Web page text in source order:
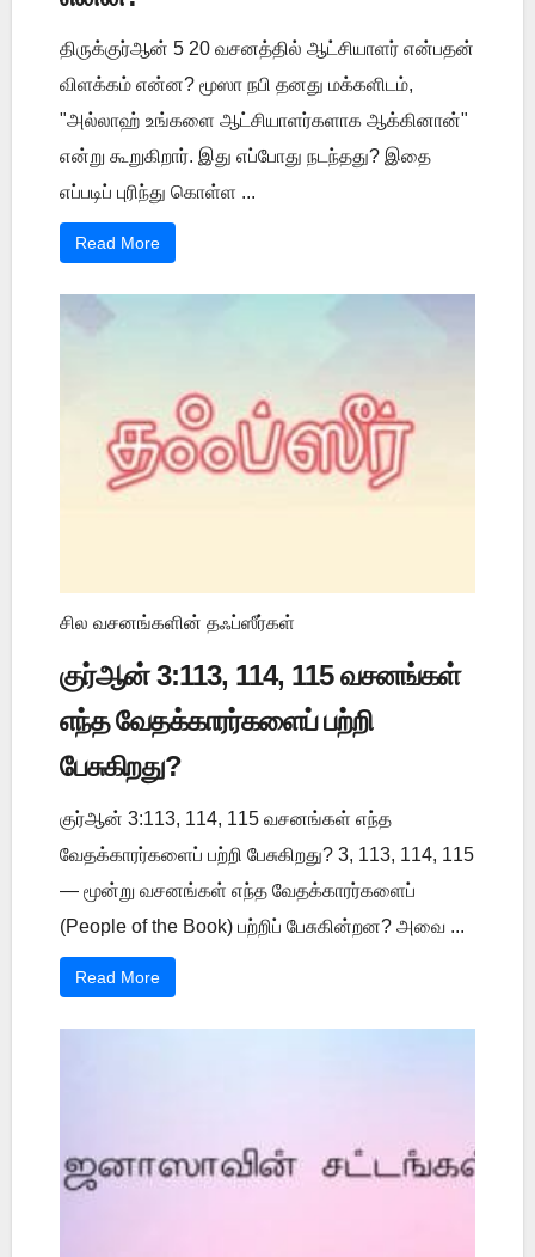
திருக்குர்ஆன் 5 20 வசனத்தில் ஆட்சியாளர் என்பதன்
விளக்கம் என்ன? மூஸா நபி தனது மக்களிடம்,
"அல்லாஹ் உங்களை ஆட்சியாளர்களாக ஆக்கினான்"
என்று கூறுகிறார். இது எப்போது நடந்தது? இதை
எப்படிப் புரிந்து கொள்ள ...
Read More
சில வசனங்களின் தஃப்ஸீர்கள்
குர்ஆன் 3:113, 114, 115 வசனங்கள்
எந்த வேதக்காரர்களைப் பற்றி
பேசுகிறது?
குர்ஆன் 3:113, 114, 115 வசனங்கள் எந்த
வேதக்காரர்களைப் பற்றி பேசுகிறது? 3, 113, 114, 115
— மூன்று வசனங்கள் எந்த வேதக்காரர்களைப்
(People of the Book) பற்றிப் பேசுகின்றன? அவை ...
Read More